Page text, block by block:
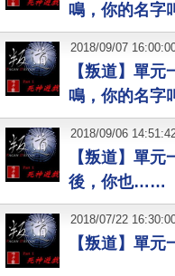
鳴，你的名字
【叛道】單
鳴，你的名字
2018/09/07
【叛道】單
後，你也……
2018/09/06
【叛道】單
2018/07/22